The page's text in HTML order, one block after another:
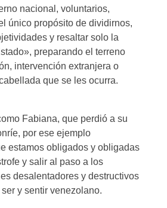
nacional, voluntarios,
único propósito de dividirnos,
y resaltar solo la
preparando el terreno
intervención extranjera o
que se les ocurra.
Fabiana, que perdió a su
por ese ejemplo
estamos obligados y obligadas
y salir al paso a los
desalentadores y destructivos
y sentir venezolano.